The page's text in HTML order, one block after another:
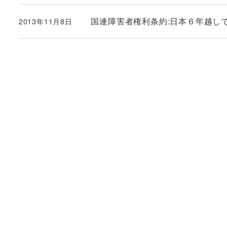
国連障害者権利条約:日本６年越し
投稿日
2013年11月8日